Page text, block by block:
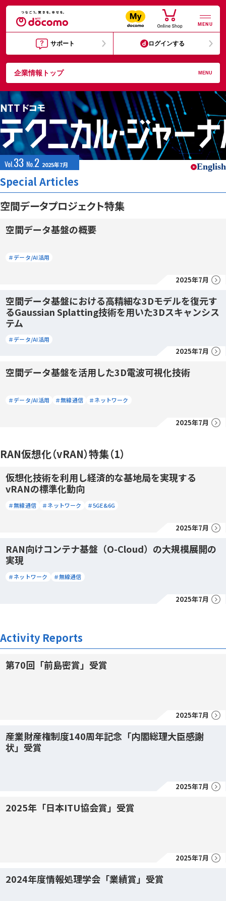
MENU
サポート ログインする
企業情報トップ MENU
Vol.33 No.2 2025年7月 English
Special Articles
空間データプロジェクト特集
空間データ基盤の概要
＃データ/AI活用
2025年7月
空間データ基盤における高精細な3Dモデルを復元す
るGaussian Splatting技術を用いた3Dスキャンシス
テム
＃データ/AI活用
2025年7月
空間データ基盤を活用した3D電波可視化技術
＃データ/AI活用 ＃無線通信 ＃ネットワーク
2025年7月
RAN仮想化（vRAN）特集（1）
仮想化技術を利用し経済的な基地局を実現する
vRANの標準化動向
＃無線通信 ＃ネットワーク ＃5GE&6G
2025年7月
RAN向けコンテナ基盤（O-Cloud）の大規模展開の
実現
＃ネットワーク ＃無線通信
2025年7月
Activity Reports
第70回「前島密賞」受賞
2025年7月
産業財産権制度140周年記念「内閣総理大臣感謝
状」受賞
2025年7月
2025年「日本ITU協会賞」受賞
2025年7月
2024年度情報処理学会「業績賞」受賞